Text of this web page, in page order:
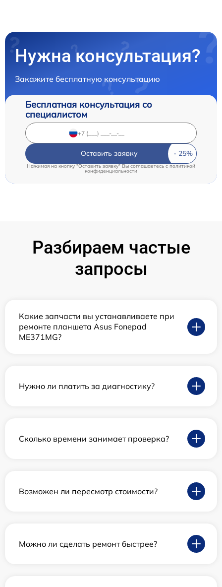
Нужна консультация?
Закажите бесплатную консультацию
Бесплатная консультация со
специалистом
Оставить заявку
Нажимая на кнопку "Оставить заявку" Вы соглашаетесь c политикой
конфиденциальности
Разбираем частые
запросы
Какие запчасти вы устанавливаете при
ремонте планшета Asus Fonepad
ME371MG?
Нужно ли платить за диагностику?
Сколько времени занимает проверка?
Возможен ли пересмотр стоимости?
Можно ли сделать ремонт быстрее?